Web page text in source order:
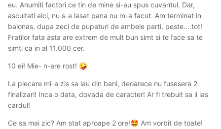
eu. Anumiti factori ce tin de mine si-au spus cuvantul. Dar,
ascultati aici, nu s-a lasat pana nu m-a facut. Am terminat in
balonas, dupa zeci de pupaturi de ambele parti, peste....tot!
Fratilor fata asta are extrem de mult bun simt si te face sa te
simti ca in al 11.000 cer.
10 ei! Mie- n-are rost! 🤪
La plecare mi-a zis sa iau din bani, deoarece nu fusesera 2
finalizari! Inca o data, dovada de caracter! Ar fi trebuit sa ii las
cardul!
Ce sa mai zic? Am stat aproape 2 ore!🤩 Am vorbit de toate!